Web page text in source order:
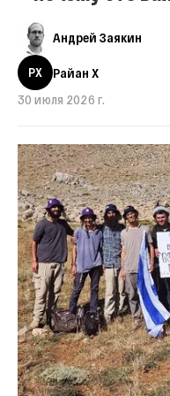
Андрей Заякин
РX
Райан X
30 июля 2026 г.